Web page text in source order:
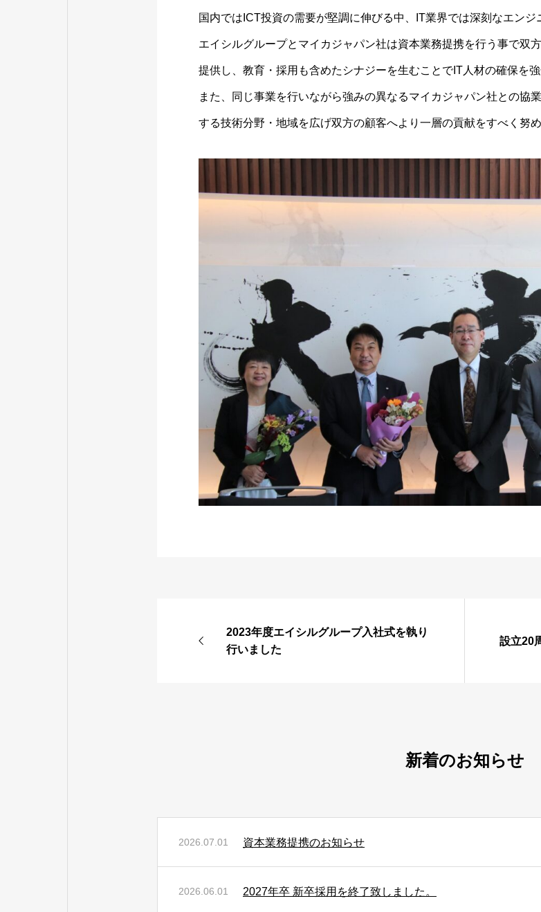
国内ではICT投資の需要が堅調に伸びる中、IT業界では深刻なエンジ
エイシルグループとマイカジャパン社は資本業務提携を行う事で双
提供し、教育・採用も含めたシナジーを生むことでIT人材の確保を強
また、同じ事業を行いながら強みの異なるマイカジャパン社との協
する技術分野・地域を広げ双方の顧客へより一層の貢献をすべく努め
2023年度エイシルグループ入社式を執り
行いました
設立20
新着のお知らせ
2026.07.01 資本業務提携のお知らせ
2026.06.01 2027年卒 新卒採用を終了致しました。